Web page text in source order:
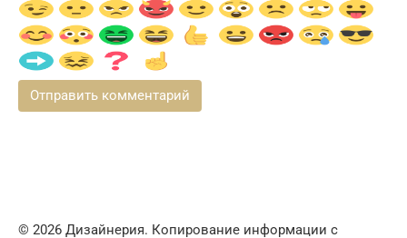
© 2026 Дизайнерия. Копирование информации с